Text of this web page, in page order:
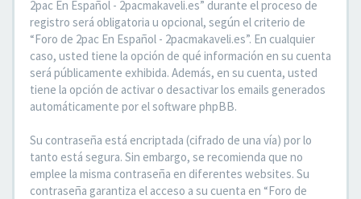
2pac En Español - 2pacmakaveli.es” durante el proceso de
registro será obligatoria u opcional, según el criterio de
“Foro de 2pac En Español - 2pacmakaveli.es”. En cualquier
caso, usted tiene la opción de qué información en su cuenta
será públicamente exhibida. Además, en su cuenta, usted
tiene la opción de activar o desactivar los emails generados
automáticamente por el software phpBB.
Su contraseña está encriptada (cifrado de una vía) por lo
tanto está segura. Sin embargo, se recomienda que no
emplee la misma contraseña en diferentes websites. Su
contraseña garantiza el acceso a su cuenta en “Foro de